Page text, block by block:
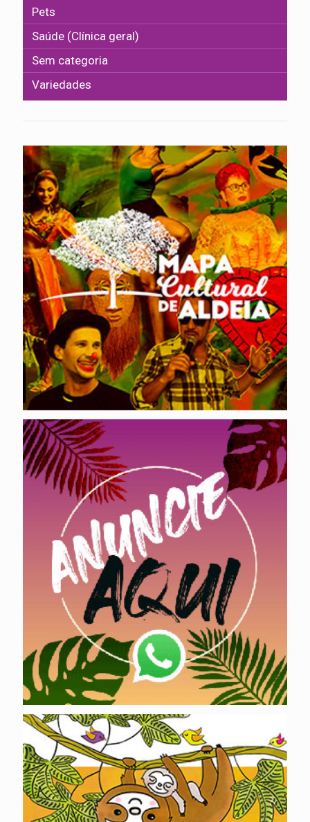
Pets
Saúde (Clínica geral)
Sem categoria
Variedades